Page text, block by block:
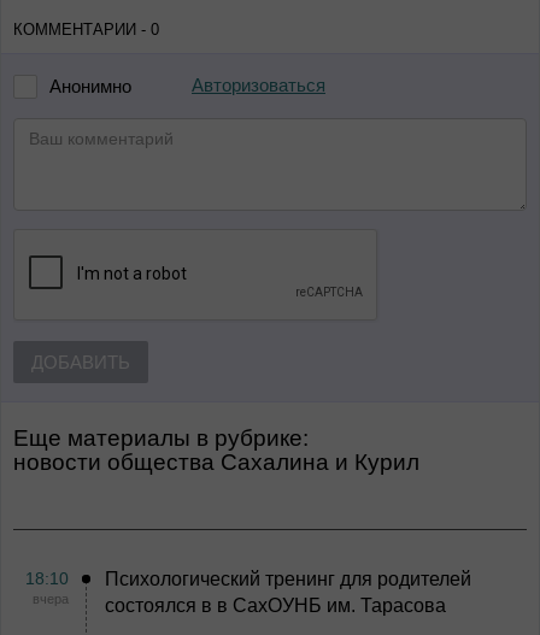
КОММЕНТАРИИ - 0
Анонимно Авторизоваться
ДОБАВИТЬ
Еще материалы в рубрике:
Новости общества Сахалина и Курил
18:10
вчера
Психологический тренинг для родителей
состоялся в в СахОУНБ им. Тарасова